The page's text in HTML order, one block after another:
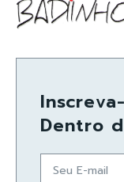
Dentro